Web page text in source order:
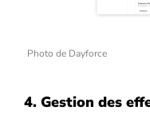
Photo de Dayforce
4. Gestion des